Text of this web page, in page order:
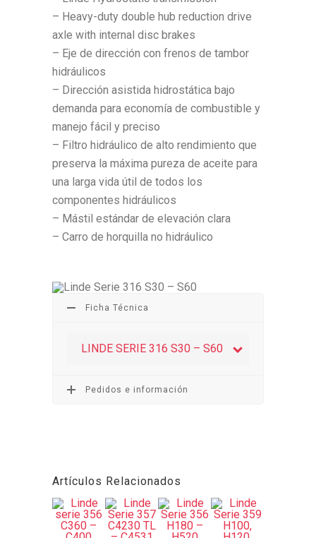
– Heavy-duty double hub reduction drive
axle with internal disc brakes
– Eje de dirección con frenos de tambor
hidráulicos
– Dirección asistida hidrostática bajo
demanda para economía de combustible y
manejo fácil y preciso
– Filtro hidráulico de alto rendimiento que
preserva la máxima pureza de aceite para
una larga vida útil de todos los
componentes hidráulicos
– Mástil estándar de elevación clara
– Carro de horquilla no hidráulico
Ficha Técnica
LINDE SERIE 316 S30 – S60
Pedidos e información
Artículos Relacionados